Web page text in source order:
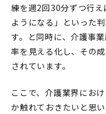
練を週2回30分ずつ行
ようになる」といった
す。と同時に、介護事
率を見える化し、その
されています。
ここで、介護業界にお
か触れておきたいと思